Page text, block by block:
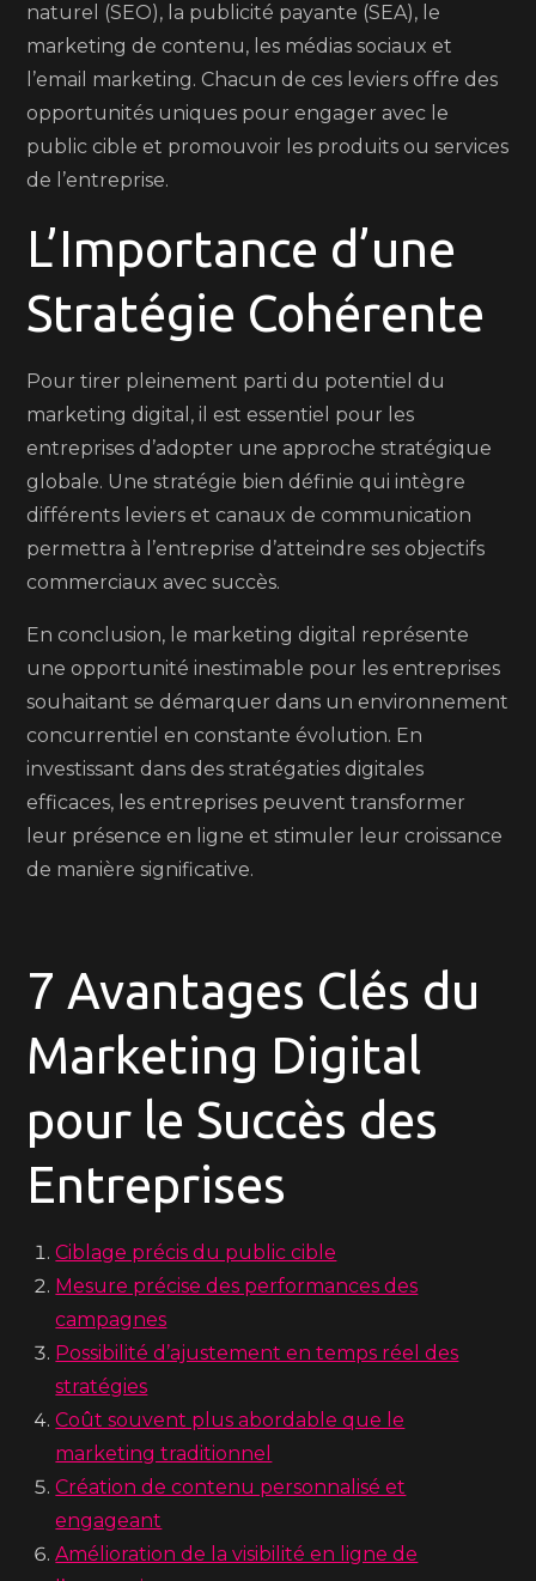
naturel (SEO), la publicité payante (SEA), le
marketing de contenu, les médias sociaux et
l’email marketing. Chacun de ces leviers offre des
opportunités uniques pour engager avec le
public cible et promouvoir les produits ou services
de l’entreprise.
L’Importance d’une
Stratégie Cohérente
Pour tirer pleinement parti du potentiel du
marketing digital, il est essentiel pour les
entreprises d’adopter une approche stratégique
globale. Une stratégie bien définie qui intègre
différents leviers et canaux de communication
permettra à l’entreprise d’atteindre ses objectifs
commerciaux avec succès.
En conclusion, le marketing digital représente
une opportunité inestimable pour les entreprises
souhaitant se démarquer dans un environnement
concurrentiel en constante évolution. En
investissant dans des stratégaties digitales
efficaces, les entreprises peuvent transformer
leur présence en ligne et stimuler leur croissance
de manière significative.
7 Avantages Clés du
Marketing Digital
pour le Succès des
Entreprises
Ciblage précis du public cible
Mesure précise des performances des
campagnes
Possibilité d’ajustement en temps réel des
stratégies
Coût souvent plus abordable que le
marketing traditionnel
Création de contenu personnalisé et
engageant
Amélioration de la visibilité en ligne de